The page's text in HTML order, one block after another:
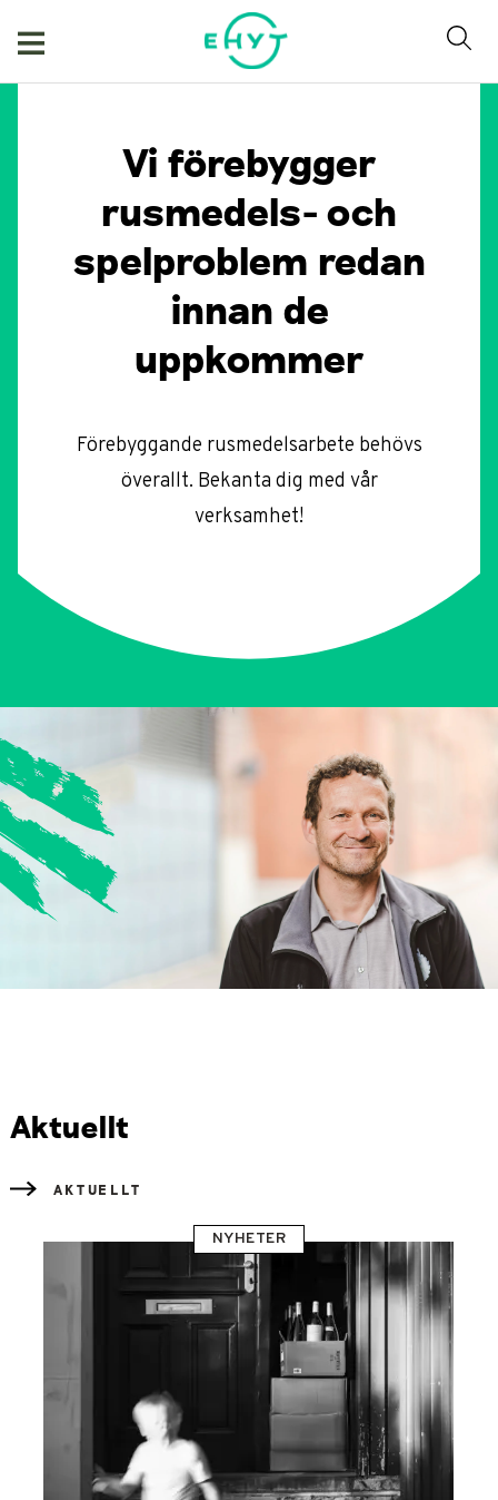
Vi förebygger
rusmedels- och
spelproblem redan
innan de
uppkommer
Förebyggande rusmedelsarbete behövs
överallt. Bekanta dig med vår
verksamhet!
Aktuellt
AKTUELLT
NYHETER